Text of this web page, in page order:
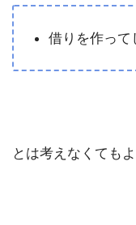
借りを作って
とは考えなくてもよ